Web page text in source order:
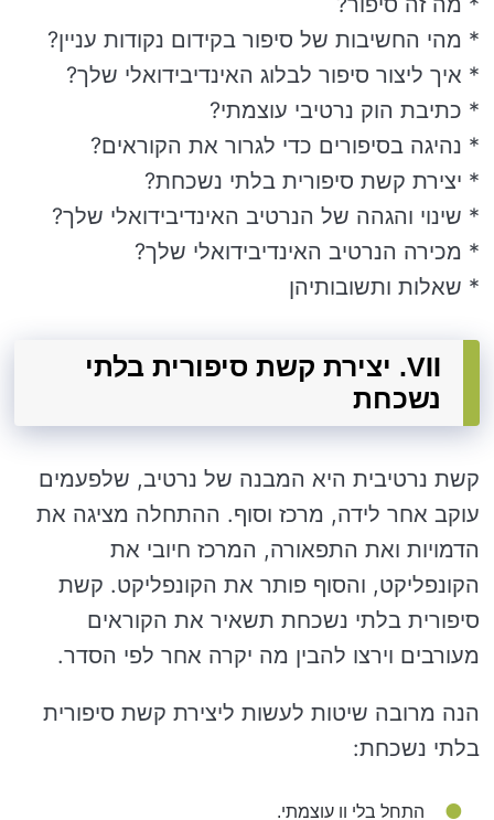
* מהי החשיבות של סיפור בקידום נקודות עניין?
* איך ליצור סיפור לבלוג האינדיבידואלי שלך?
* כתיבת הוק נרטיבי עוצמתי?
* נהיגה בסיפורים כדי לגרור את הקוראים?
* יצירת קשת סיפורית בלתי נשכחת?
* שינוי והגהה של הנרטיב האינדיבידואלי שלך?
* מכירה הנרטיב האינדיבידואלי שלך?
* שאלות ותשובותיהן
VII. יצירת קשת סיפורית בלתי
נשכחת
קשת נרטיבית היא המבנה של נרטיב, שלפעמים
עוקב אחר לידה, מרכז וסוף. ההתחלה מציגה את
הדמויות ואת התפאורה, המרכז חיובי את
הקונפליקט, והסוף פותר את הקונפליקט. קשת
סיפורית בלתי נשכחת תשאיר את הקוראים
מעורבים וירצו להבין מה יקרה אחר לפי הסדר.
הנה מרובה שיטות לעשות ליצירת קשת סיפורית
בלתי נשכחת:
התחל בלי וו עוצמתי.